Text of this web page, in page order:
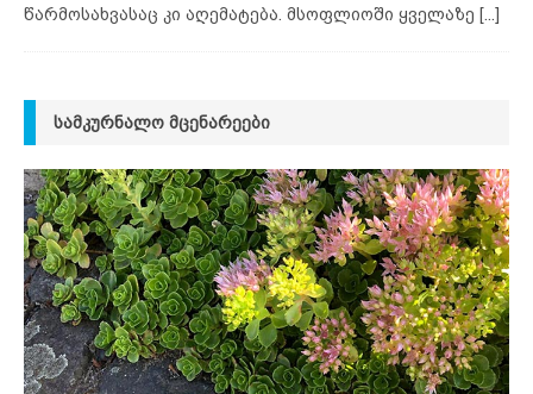
წარმოსახვასაც კი აღემატება. მსოფლიოში ყველაზე [...]
ᲡᲐᲛᲙᲣᲠᲜᲐᲚᲝ ᲛᲪᲔᲜᲐᲠᲔᲔᲑᲘ